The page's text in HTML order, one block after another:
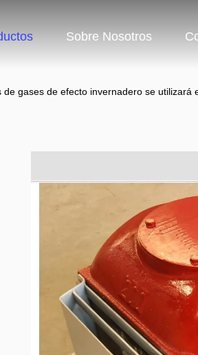
Sobre Nosotros
gases de efecto invernadero se utilizará